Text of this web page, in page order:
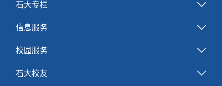
石大专栏
信息服务
校园服务
石大校友